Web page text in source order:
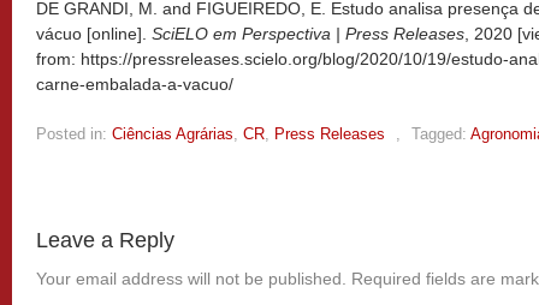
DE GRANDI, M. and FIGUEIREDO, E. Estudo analisa presença
vácuo [online]. SciELO em Perspectiva | Press Releases, 2020
from: https://pressreleases.scielo.org/blog/2020/10/19/estudo-
carne-embalada-a-vacuo/
Posted in: Ciências Agrárias, CR, Press Releases , Tagged:
Leave a Reply
Your email address will not be published. Required fields are